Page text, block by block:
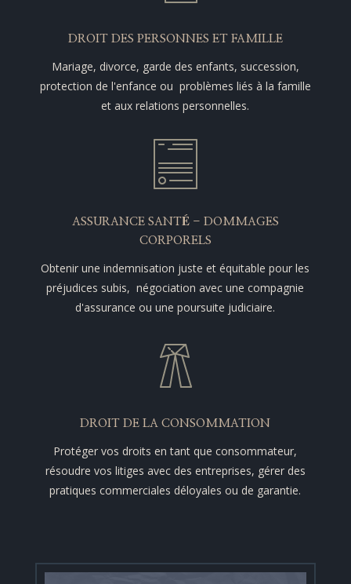
DROIT DES PERSONNES ET FAMILLE
Mariage, divorce, garde des enfants, succession,
protection de l'enfance ou problèmes liés à la famille
et aux relations personnelles.
ASSURANCE SANTÉ - DOMMAGES
CORPORELS
Obtenir une indemnisation juste et équitable pour les
préjudices subis, négociation avec une compagnie
d'assurance ou une poursuite judiciaire.
DROIT DE LA CONSOMMATION
Protéger vos droits en tant que consommateur,
résoudre vos litiges avec des entreprises, gérer des
pratiques commerciales déloyales ou de garantie.